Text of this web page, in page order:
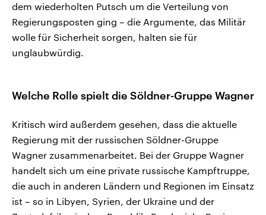
dem wiederholten Putsch um die Verteilung von
Regierungsposten ging – die Argumente, das Militär
wolle für Sicherheit sorgen, halten sie für
unglaubwürdig.
Welche Rolle spielt die Söldner-Gruppe Wagner
Kritisch wird außerdem gesehen, dass die aktuelle
Regierung mit der russischen Söldner-Gruppe
Wagner zusammenarbeitet. Bei der Gruppe Wagner
handelt sich um eine private russische Kampftruppe,
die auch in anderen Ländern und Regionen im Einsatz
ist – so in Libyen, Syrien, der Ukraine und der